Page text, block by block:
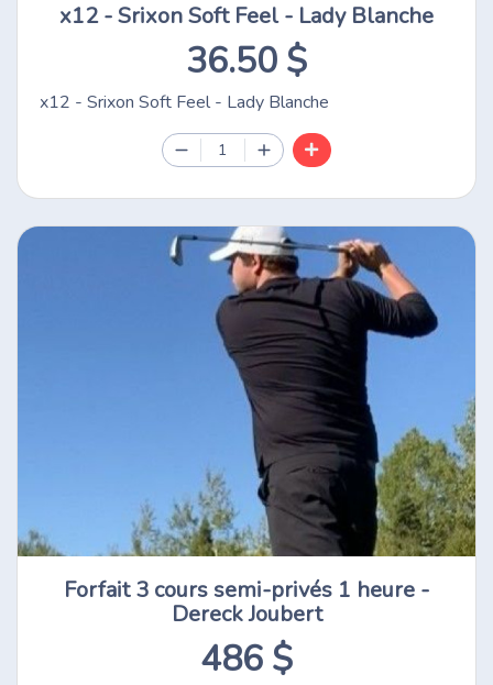
x12 - Srixon Soft Feel - Lady Blanche
36.50 $
x12 - Srixon Soft Feel - Lady Blanche
1
Forfait 3 cours semi-privés 1 heure -
Dereck Joubert
486 $